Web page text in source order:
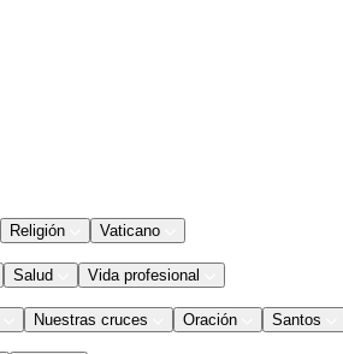
Religión Vaticano
Salud Vida profesional
Nuestras cruces Oración Santos